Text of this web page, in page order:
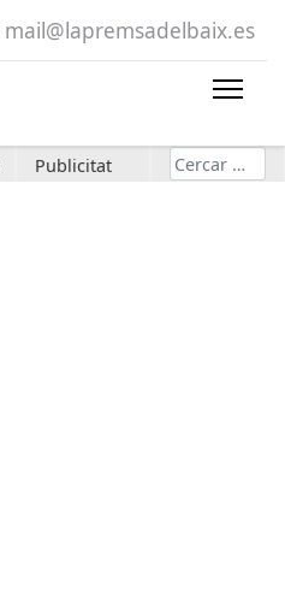
mail@lapremsadelbaix.es
Publicitat Cerca